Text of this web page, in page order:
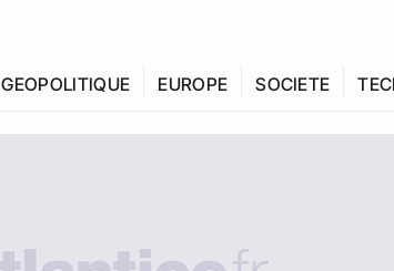
GEOPOLITIQUE EUROPE SOCIETE